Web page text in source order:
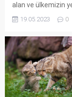
alan ve ülkemizin
Kedisi, diğer adıyla
Ankara Kedisi
kökenli bir isim
Kedisi” olarak da
kediler, tüy yapısı,
ve genel
kedilere nazaran
19.05.2023 0